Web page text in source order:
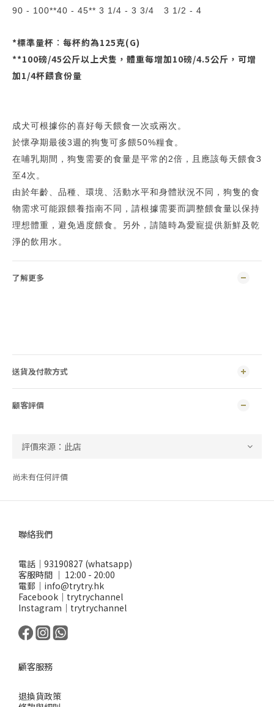
90 - 100**40 - 45** 3 1/4 - 3 3/4 3 1/2 - 4
*標準量杯︰每杯約為125克(G)
**100磅/45公斤以上犬隻，體重每增加10磅/4.5公斤，可增
加1/4杯餵食份量
成犬可根據你的喜好每天餵食一次或兩次。
於懷孕期最後3週的狗隻可多餵50%糧食。
在哺乳期間，狗隻需要的食量是平常的2倍，且應該每天餵食3
至4次。
由於年齡、品種、環境、活動水平和身體狀況不同，狗隻的食
物需求可能跟餵養指南不同，請根據需要而調整餵食量以保持
理想體重，避免過度餵食。另外，請隨時為愛寵提供新鮮及乾
淨的飲用水。
了解更多
送貨及付款方式
顧客評價
尚未有任何評價
聯絡我們
電話｜93190827 (whatsapp)
客服時間 ｜ 12:00 - 20:00
電郵｜info@trytry.hk
Facebook｜trytrychannel
Instagram｜trytrychannel
顧客服務
退換貨政策